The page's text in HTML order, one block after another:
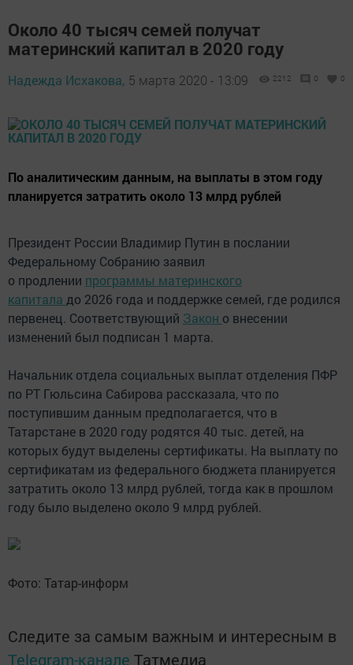
Около 40 тысяч семей получат
материнский капитал в 2020 году
Надежда Исхакова, 5 марта 2020 - 13:09 2212 0 0
По аналитическим данным, на выплаты в этом году
планируется затратить около 13 млрд рублей
Президент России Владимир Путин в послании
Федеральному Собранию заявил
о продлении программы материнского
капитала до 2026 года и поддержке семей, где родился
первенец. Соответствующий Закон о внесении
изменений был подписан 1 марта.
Начальник отдела социальных выплат отделения ПФР
по РТ Гюльсина Сабирова рассказала, что по
поступившим данным предполагается, что в
Татарстане в 2020 году родятся 40 тыс. детей, на
которых будут выделены сертификаты. На выплату по
сертификатам из федерального бюджета планируется
затратить около 13 млрд рублей, тогда как в прошлом
году было выделено около 9 млрд рублей.
Фото: Татар-информ
Следите за самым важным и интересным в
Telegram-канале Татмедиа